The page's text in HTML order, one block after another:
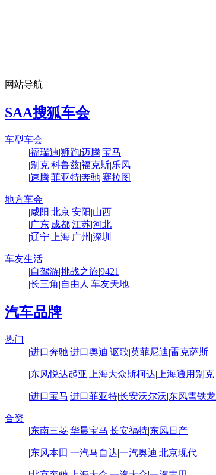
网站导航
SAA搜狐车会
车型车会
|福瑞迪|狮跑|迈腾|宝马
|别克|科鲁兹|福克斯|乐风
|速腾|菲亚特|奔驰|赛拉图
地方车会
|咸阳|北京|安阳|山西
|广东|成都|江苏|河北
|辽宁| 上海|广州 |深圳
车友生活
|自驾游|挑战之旅|9421
|长三角|自由人 |车友天地
汽车品牌
热门
|进口奔驰|进口奥迪|讴歌|英菲尼迪|雷克萨斯
|东风悦达起亚| 上海大众斯柯达| 上海通用别克
|进口宝马|进口菲亚特|长安沃尔沃|东风雪铁龙
合资
|东南三菱|华晨宝马|长安福特|东风日产
|东风本田 |一汽马自达|一汽奥迪|北京现代